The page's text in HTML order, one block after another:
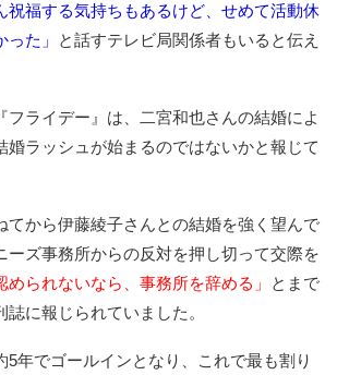
祝福する気持ちもあるけど、せめて活動休
た」
と話すテレビ局関係者もいると伝え
フライデー』は、二宮和也さんの結婚によ
婚ラッシュが始まるのではないかと報じて
てから伊藤綾子さんとの結婚を強く望んで
ーズ事務所からの反対を押し切って交際を
められないなら、事務所を辞める」
とまで
に報じられていました。
5年でゴールインとなり、これで最も割り